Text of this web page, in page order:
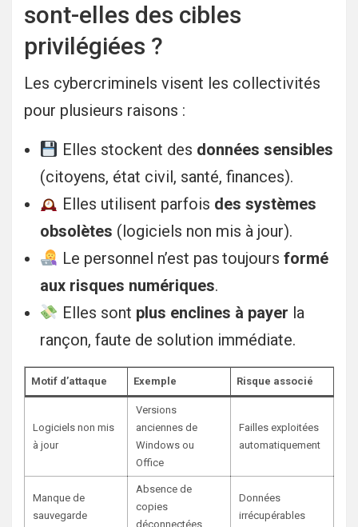
sont-elles des cibles
privilégiées ?
Les cybercriminels visent les collectivités
pour plusieurs raisons :
Elles stockent des données sensibles
(citoyens, état civil, santé, finances).
Elles utilisent parfois des systèmes
obsolètes (logiciels non mis à jour).
Le personnel n’est pas toujours formé
aux risques numériques.
Elles sont plus enclines à payer la
rançon, faute de solution immédiate.
Motif d’attaque Exemple Risque associé
Logiciels non mis
à jour
Versions
anciennes de
Windows ou
Office
Failles exploitées
automatiquement
Manque de
sauvegarde
Absence de
copies
déconnectées
Données
irrécupérables